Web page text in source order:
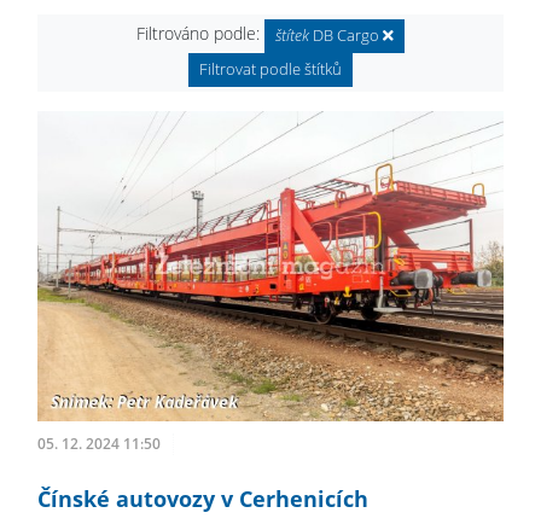
Filtrováno podle: štítek DB Cargo
Filtrovat podle štítků
05. 12. 2024 11:50
Čínské autovozy v Cerhenicích